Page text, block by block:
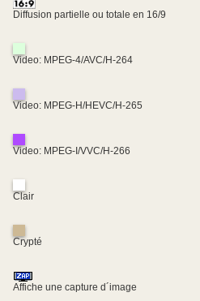
Diffusion partielle ou totale en 16/9
Video: MPEG-4/AVC/H-264
Video: MPEG-H/HEVC/H-265
Video: MPEG-I/VVC/H-266
Clair
Crypté
Affiche une capture d´image